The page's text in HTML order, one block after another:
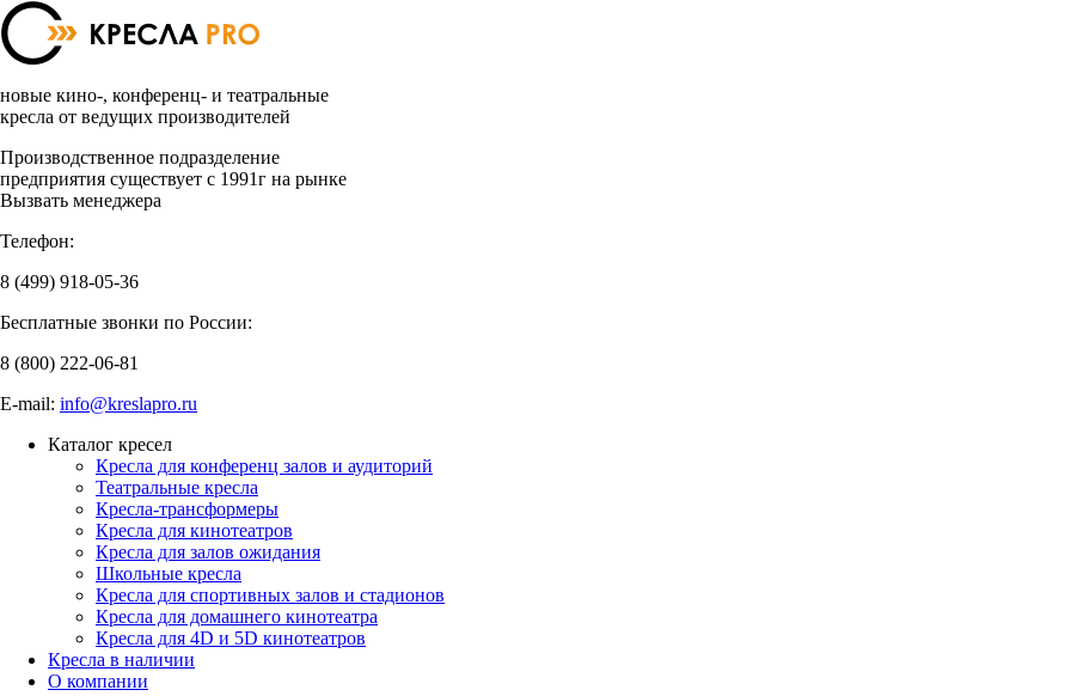
новые кино-, конференц- и театральные
кресла от ведущих производителей
Производственное подразделение
предприятия существует с 1991г на рынке
Вызвать менеджера
Телефон:
8 (499) 918-05-36
Бесплатные звонки по России:
8 (800) 222-06-81
E-mail: info@kreslapro.ru
Каталог кресел
Кресла для конференц залов и аудиторий
Театральные кресла
Кресла-трансформеры
Кресла для кинотеатров
Кресла для залов ожидания
Школьные кресла
Кресла для спортивных залов и стадионов
Кресла для домашнего кинотеатра
Кресла для 4D и 5D кинотеатров
Кресла в наличии
О компании